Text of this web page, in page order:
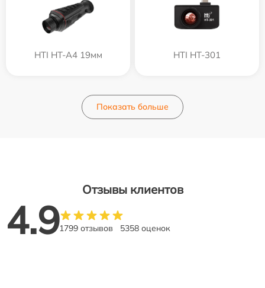
HTI HT-A4 19мм HTI HT-301
Показать больше
Отзывы клиентов
4.91799 отзывов 5358 оценок